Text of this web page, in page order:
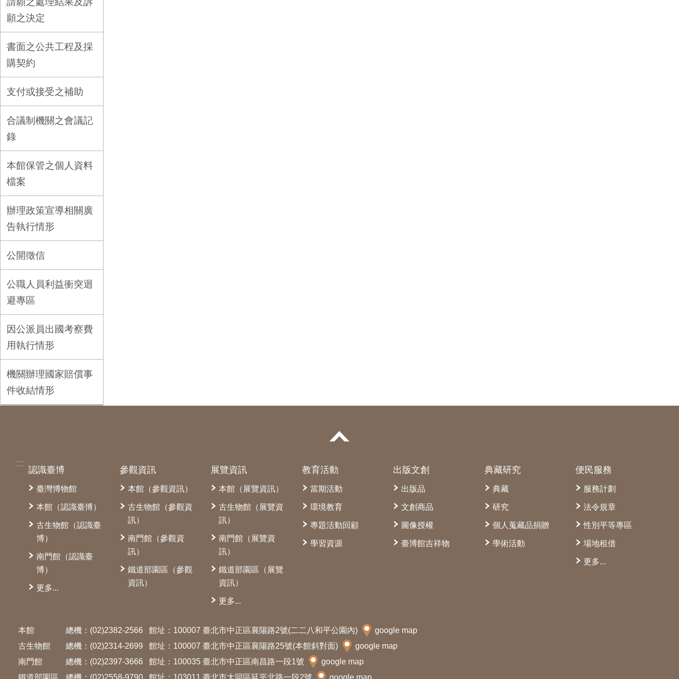
願之決定
書面之公共工程及採
購契約
支付或接受之補助
合議制機關之會議記
錄
本館保管之個人資料
檔案
辦理政策宣導相關廣
告執行情形
公開徵信
公職人員利益衝突迴
避專區
因公派員出國考察費
用執行情形
機關辦理國家賠償事
件收結情形
:::
認識臺博
臺灣博物館
本館（認識臺博）
古生物館（認識臺
博）
南門館（認識臺
博）
更多...
參觀資訊
本館（參觀資訊）
古生物館（參觀資
訊）
南門館（參觀資
訊）
鐵道部園區（參觀
資訊）
展覽資訊
本館（展覽資訊）
古生物館（展覽資
訊）
南門館（展覽資
訊）
鐵道部園區（展覽
資訊）
更多...
教育活動
當期活動
環境教育
專題活動回顧
學習資源
出版文創
出版品
文創商品
圖像授權
臺博館吉祥物
典藏研究
典藏
研究
個人蒐藏品捐贈
學術活動
便民服務
服務計劃
法令規章
性別平等專區
場地租借
更多...
本館 總機：(02)2382-2566 館址：100007 臺北市中正區襄陽路2號(二二八和平公園內)
google map
古生物館
總機：(02)2314-2699 館址：100007 臺北市中正區襄陽路25號(本館斜對面)
google map
南門館
總機：(02)2397-3666 館址：100035 臺北市中正區南昌路一段1號
google map
鐵道部園區
總機：(02)2558-9790 館址：103011 臺北市大同區延平北路一段2號 google map